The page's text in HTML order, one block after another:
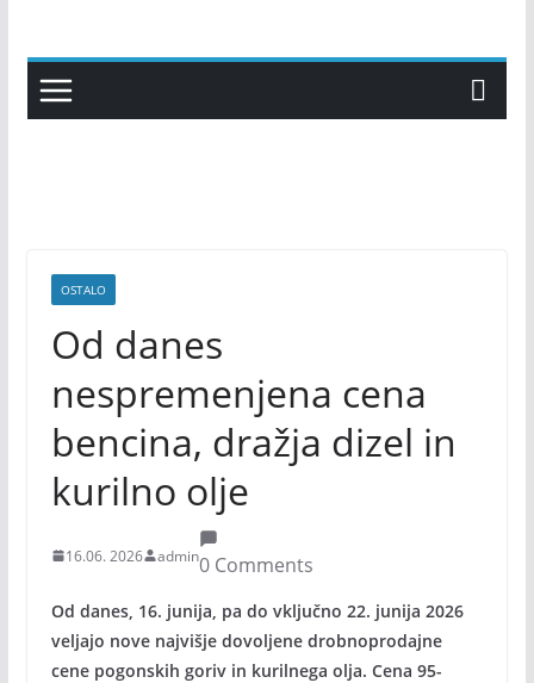
content
OSTALO
Od danes
nespremenjena cena
bencina, dražja dizel in
kurilno olje
16.06. 2026 admin0 Comments
Od danes, 16. junija, pa do vključno 22. junija 2026
veljajo nove najvišje dovoljene drobnoprodajne
cene pogonskih goriv in kurilnega olja. Cena 95-